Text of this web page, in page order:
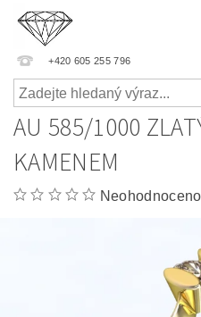
+420 605 255 796
AU 585/1000
KAMENEM
Neohodnoceno